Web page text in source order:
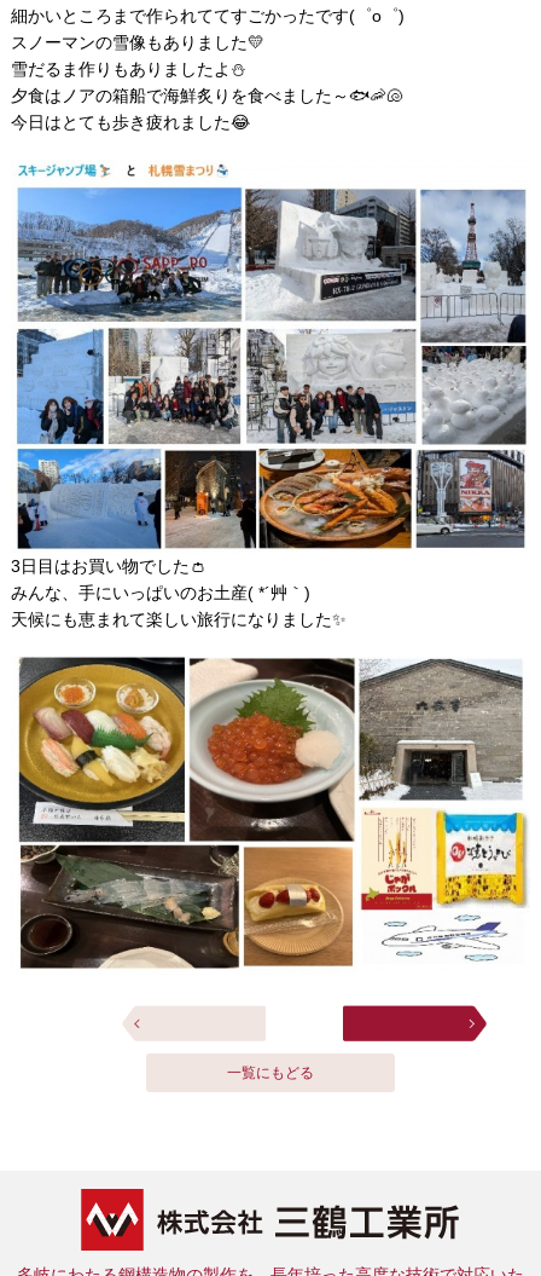
細かいところまで作られててすごかったです(゜o゜)
スノーマンの雪像もありました💛
雪だるま作りもありましたよ⛄
夕食はノアの箱船で海鮮炙りを食べました～🐟🦐🐚
今日はとても歩き疲れました😂
3日目はお買い物でした👛
みんな、手にいっぱいのお土産( *´艸｀)
天候にも恵まれて楽しい旅行になりました✨
一覧にもどる